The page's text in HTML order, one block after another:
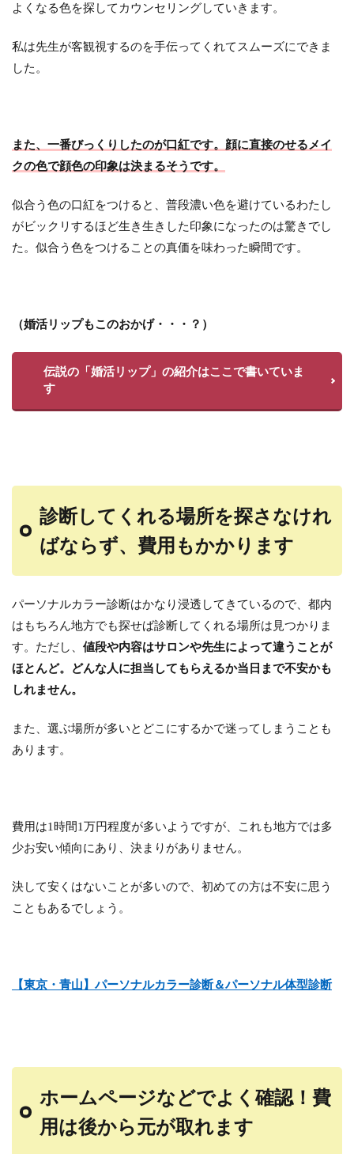
よくなる色を探してカウンセリングしていきます。
私は先生が客観視するのを手伝ってくれてスムーズにできま
した。
また、一番びっくりしたのが口紅です。顔に直接のせるメイ
クの色で顔色の印象は決まるそうです。
似合う色の口紅をつけると、普段濃い色を避けているわたし
がビックリするほど生き生きした印象になったのは驚きでし
た。似合う色をつけることの真価を味わった瞬間です。
（婚活リップもこのおかげ・・・？）
伝説の「婚活リップ」の紹介はここで書いていま
す
診断してくれる場所を探さなけれ
ばならず、費用もかかります
パーソナルカラー診断はかなり浸透してきているので、都内
はもちろん地方でも探せば診断してくれる場所は見つかりま
す。ただし、 値段や内容はサロンや先生によって違うことが
ほとんど。どんな人に担当してもらえるか当日まで不安かも
しれません。
また、選ぶ場所が多いとどこにするかで迷ってしまうことも
あります。
費用は1時間1万円程度が多いようですが、これも地方では多
少お安い傾向にあり、決まりがありません。
決して安くはないことが多いので、初めての方は不安に思う
こともあるでしょう。
【東京・青山】パーソナルカラー診断＆パーソナル体型診断
ホームページなどでよく確認！費
用は後から元が取れます